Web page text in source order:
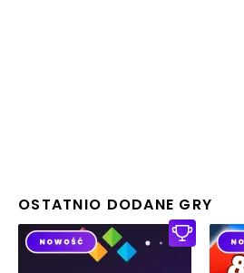
OSTATNIO DODANE GRY